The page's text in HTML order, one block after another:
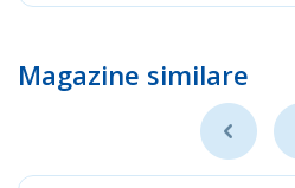
Magazine similare